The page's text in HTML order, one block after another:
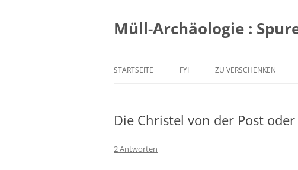
springen
Müll-Archäologie :
STARTSEITE FYI ZU VERSCHENKEN
Die Christel von der Post
2 Antworten